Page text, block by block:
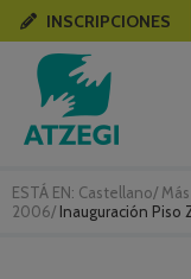
ESTÁ EN: Castellano/
2006/ Inauguración Piso
INSCRIPCIONES